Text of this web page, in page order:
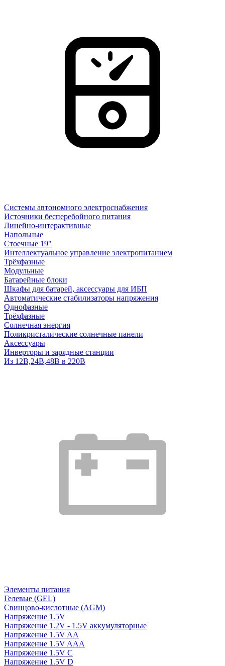
Системы автономного электроснабжения
Источники бесперебойного питания
Линейно-интерактивные
Напольные
Стоечные 19"
Интеллектуальное управление электропитанием
Трёхфазные
Модульные
Батарейные блоки
Шкафы для батарей, аксессуары для ИБП
Автоматические стабилизаторы напряжения
Однофазные
Трёхфазные
Солнечная энергия
Поликристалические солнечные панели
Аксессуары
Инверторы и зарядные станции
Из 12В,24В,48В в 220В
Элементы питания
Гелевые (GEL)
Свинцово-кислотные (AGM)
Напряжение 1.5V
Напряжение 1.2V - 1.5V аккумуляторные
Напряжение 1.5V AA
Напряжение 1.5V AAA
Напряжение 1.5V C
Напряжение 1.5V D